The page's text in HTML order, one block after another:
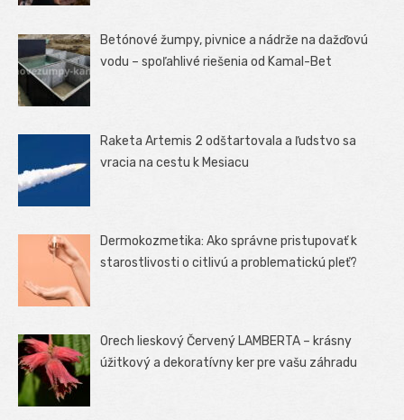
Betónové žumpy, pivnice a nádrže na dažďovú
vodu – spoľahlivé riešenia od Kamal-Bet
Raketa Artemis 2 odštartovala a ľudstvo sa
vracia na cestu k Mesiacu
Dermokozmetika: Ako správne pristupovať k
starostlivosti o citlivú a problematickú pleť?
Orech lieskový Červený LAMBERTA – krásny
úžitkový a dekoratívny ker pre vašu záhradu